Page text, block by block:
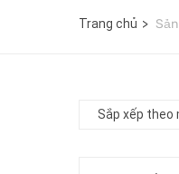
Trang chủ